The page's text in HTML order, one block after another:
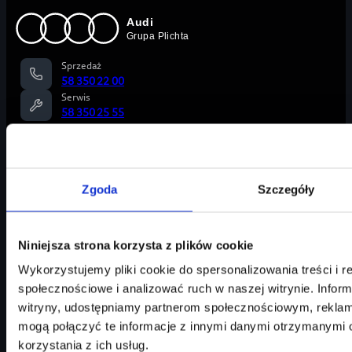
Zgoda Szczegóły
Niniejsza strona korzysta z plików cookie
Wykorzystujemy pliki cookie do spersonalizowania treści i
społecznościowe i analizować ruch w naszej witrynie.
witryny, udostępniamy partnerom społecznościowym,
mogą połączyć te informacje z innymi danymi
korzystania z ich usług.
Sprzedaż
58 350 22 00
Serwis
58 350 25 55
Polityka prywatności
Oferta
Dostępne Audi
Samochody nowe
Samochody demonstracyjne